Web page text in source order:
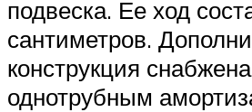
подвеска. Ее ход
сантиметров.
конструкция снабжена
однотрубным